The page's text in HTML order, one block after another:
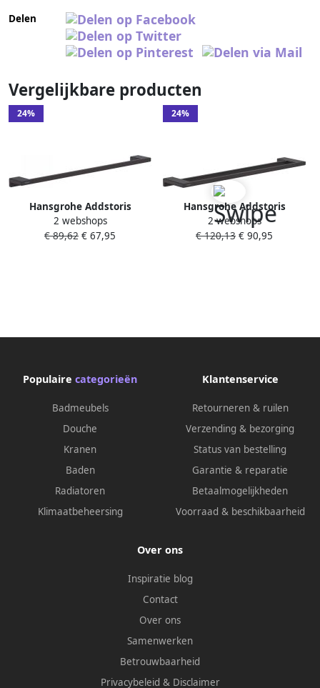
Delen
Vergelijkbare producten
24%
Hansgrohe Addstoris
handdoekhouder wand 65cm
mat zwart 41747670
2 webshops
€ 89,62 € 67,95
24%
Hansgrohe Addstoris
handdoekhouder wand
dubbel 65cm mat zwart
2 webshops
€ 120,13 € 90,95
Populaire categorieën
Badmeubels
Douche
Kranen
Baden
Radiatoren
Klimaatbeheersing
Klantenservice
Retourneren & ruilen
Verzending & bezorging
Status van bestelling
Garantie & reparatie
Betaalmogelijkheden
Voorraad & beschikbaarheid
Over ons
Inspiratie blog
Contact
Over ons
Samenwerken
Betrouwbaarheid
Privacybeleid & Disclaimer